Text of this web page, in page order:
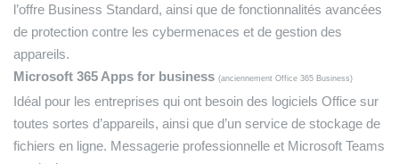
l’offre Business Standard, ainsi que de fonctionnalités avancées
de protection contre les cybermenaces et de gestion des
appareils.
Microsoft 365 Apps for business (anciennement Office 365 Business)
Idéal pour les entreprises qui ont besoin des logiciels Office sur
toutes sortes d’appareils, ainsi que d’un service de stockage de
fichiers en ligne. Messagerie professionnelle et Microsoft Teams